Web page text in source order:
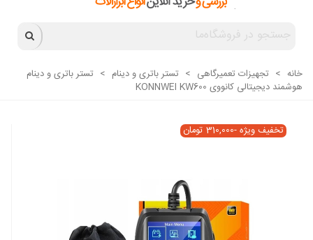
خانه > تجهیزات تعمیرگاهی > تستر باتری و دینام > تستر باتری و دینام
هوشمند دیجیتالی کانووی KONNWEI KW600
تخفیف ویژه-310,000 تومان